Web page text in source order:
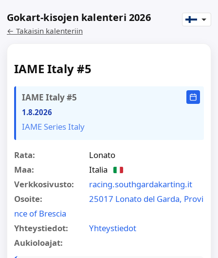
Gokart-kisojen kalenteri 2026
← Takaisin kalenteriin
IAME Italy #5
IAME Italy #5
1.8.2026
IAME Series Italy
Rata:
Lonato
Maa:
Italia
Verkkosivusto:
racing.southgardakarting.it
Osoite:
25017 Lonato del Garda, Provi
nce of Brescia
Yhteystiedot:
Yhteystiedot
Aukioloajat: